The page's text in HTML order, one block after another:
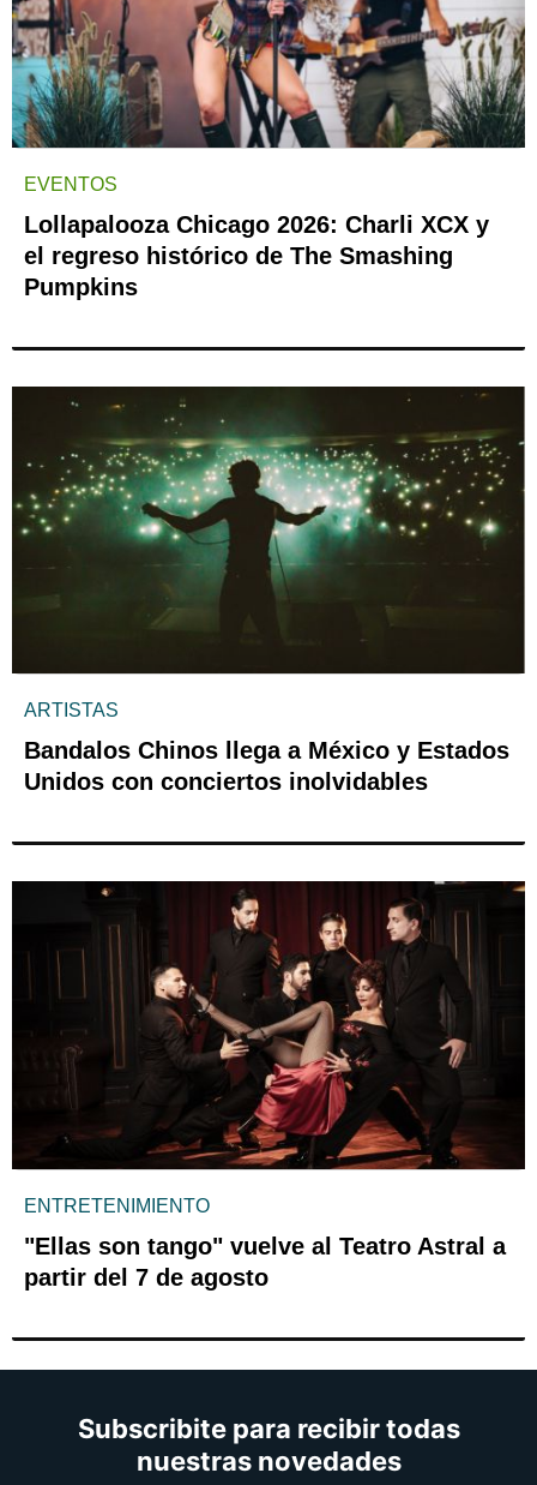
EVENTOS
Lollapalooza Chicago 2026: Charli XCX y
el regreso histórico de The Smashing
Pumpkins
ARTISTAS
Bandalos Chinos llega a México y Estados
Unidos con conciertos inolvidables
ENTRETENIMIENTO
"Ellas son tango" vuelve al Teatro Astral a
partir del 7 de agosto
Subscribite para recibir todas
nuestras novedades